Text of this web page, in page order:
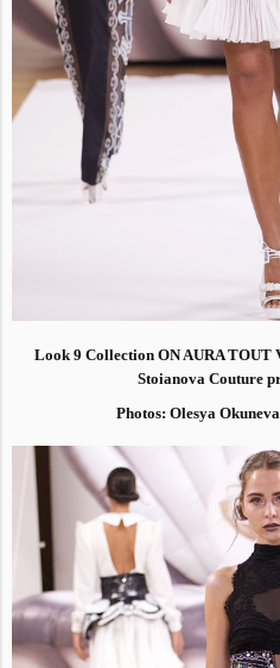
Look 9 Collection ON AURA TOUT
Stoianova Couture
Photos: Olesya